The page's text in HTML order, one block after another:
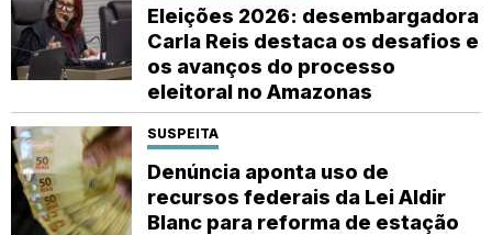
Eleições 2026: desembargadora
Carla Reis destaca os desafios e
os avanços do processo
eleitoral no Amazonas
SUSPEITA
Denúncia aponta uso de
recursos federais da Lei Aldir
Blanc para reforma de estação